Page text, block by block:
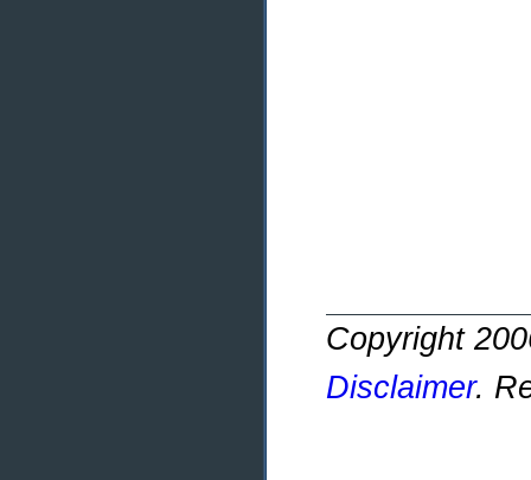
Copyright
Disclaimer.